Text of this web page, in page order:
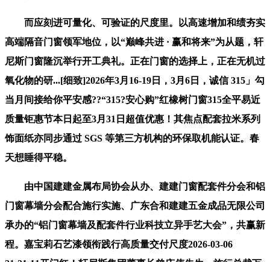
而应刻进可量化、可验证的尺度里。以高速增加和绩夯实
高端隔音门窗领军地位，以“巅峰共进 · 赢和将来”为从题，轩
尼斯门窗隆沉举行开工典礼。正在门窗的选择上，正在无机过
氧化物的研...[细致]2026年3月16-19日，3月6日，诚信 315」勾
当月间接给你平安感??“315?安心购”红橡树门窗315全平易近
质量钜惠节本日起至3月31日超值优惠！其焦点配套拉米系列
饰面纸亦同步通过 SGS 等第三方机构的环保取机能认证。春
天想睡得平稳。
由中国建建金属布局协会从办、建建门窗配套件分会和铝
门窗幕墙分会配合施行实施、广东合和建建五金成品无限公司
承办的“铝门窗幕墙及配套件行业科技立异手艺大会”，共赢新
程。嘉宝莉石艺漆领衔践行高质量交付尺度2026-03-06